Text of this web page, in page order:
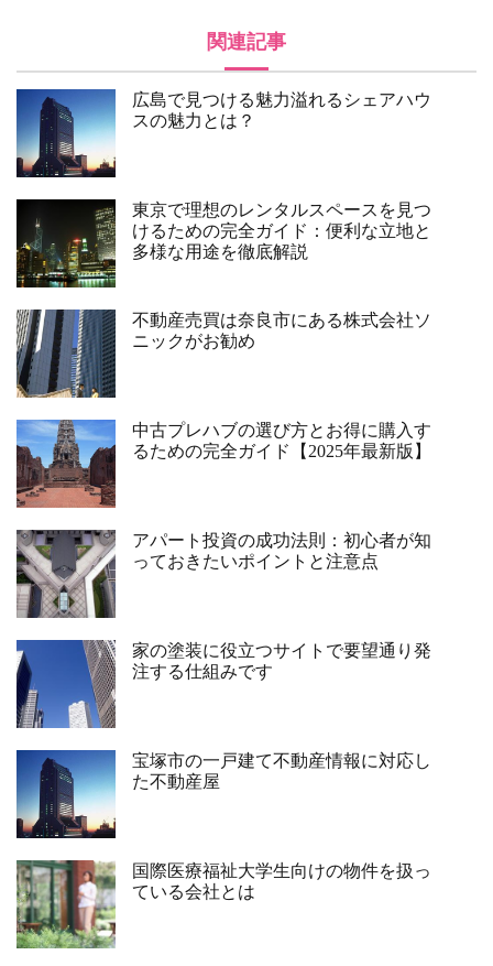
関連記事
広島で見つける魅力溢れるシェアハウ
スの魅力とは？
東京で理想のレンタルスペースを見つ
けるための完全ガイド：便利な立地と
多様な用途を徹底解説
不動産売買は奈良市にある株式会社ソ
ニックがお勧め
中古プレハブの選び方とお得に購入す
るための完全ガイド【2025年最新版】
アパート投資の成功法則：初心者が知
っておきたいポイントと注意点
家の塗装に役立つサイトで要望通り発
注する仕組みです
宝塚市の一戸建て不動産情報に対応し
た不動産屋
国際医療福祉大学生向けの物件を扱っ
ている会社とは